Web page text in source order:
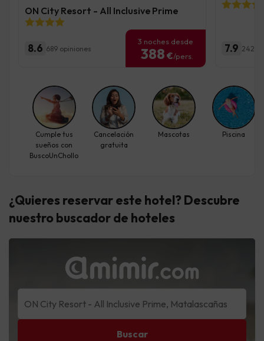
ON City Resort - All Inclusive Prime
8.6 689 opiniones
3 noches desde
388 €/pers.
7.9 2427
Cumple tus
sueños con
BuscoUnChollo
Cancelación
gratuita
Mascotas Piscina
¿Quieres reservar este hotel? Descubre
nuestro buscador de hoteles
Buscar